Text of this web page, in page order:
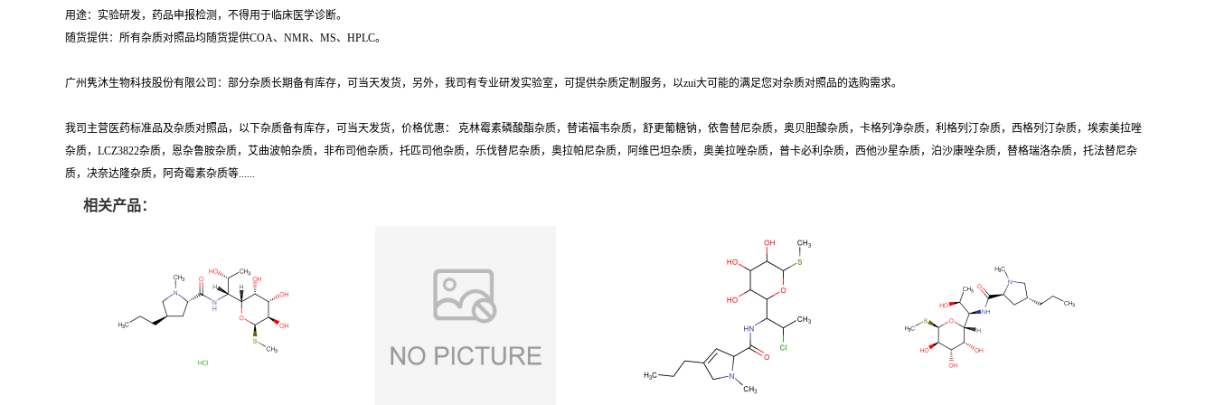
用途：实验研发，药品申报检测，不得用于临床医学诊断。
随货提供：所有杂质对照品均随货提供COA、NMR、MS、HPLC。
广州隽沐生物科技股份有限公司：部分杂质长期备有库存，可当天发货，另外，我司有专业研发实验室，可提供杂质定制服务，以zui大可能的满足您对杂质对照品的选购需求。
我司主营医药标准品及杂质对照品，以下杂质备有库存，可当天发货，价格优惠： 克林霉素磷酸酯杂质，替诺福韦杂质，舒更葡糖钠，依鲁替尼杂质，奥贝胆酸杂质，卡格列净杂质，利格列汀杂质，西格列汀杂质，埃索美拉唑
杂质，LCZ3822杂质，恩杂鲁胺杂质，艾曲波帕杂质，非布司他杂质，托匹司他杂质，乐伐替尼杂质，奥拉帕尼杂质，阿维巴坦杂质，奥美拉唑杂质，普卡必利杂质，西他沙星杂质，泊沙康唑杂质，替格瑞洛杂质，托法替尼杂
质，决奈达隆杂质，阿奇霉素杂质等......
相关产品：